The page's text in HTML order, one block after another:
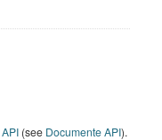
API (see Documente API).